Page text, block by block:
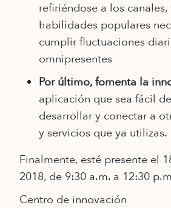
refiriéndose a los
habilidades populares
cumplir fluctuaciones
omnipresentes
Por último, fomenta la
aplicación que sea fácil
desarrollar y conectar a
y servicios que ya utilizas.
Finalmente, esté presente el
2018, de 9:30 a.m. a 12:30
Centro de innovación